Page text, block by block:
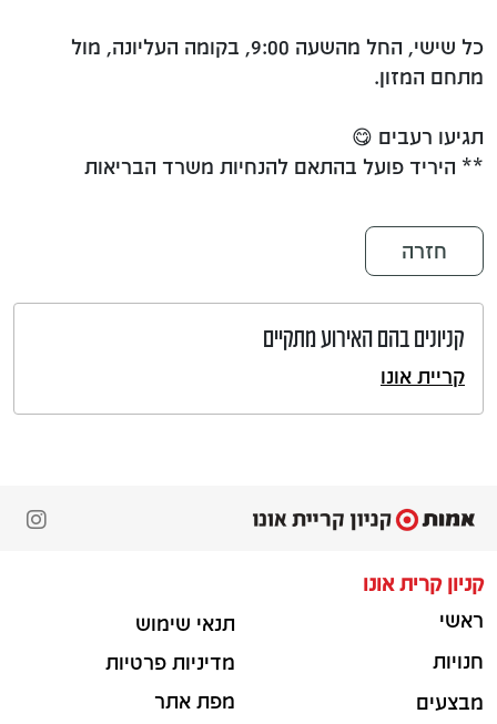
כל שישי, החל מהשעה 9:00, בקומה העליונה, מול
מתחם המזון.
תגיעו רעבים 😋
** היריד פועל בהתאם להנחיות משרד הבריאות
חזרה
קניונים בהם האירוע מתקיים
קריית אונו
קניון קרית אונו
ראשי
חנויות
מבצעים
תנאי שימוש
מדיניות פרטיות
מפת אתר